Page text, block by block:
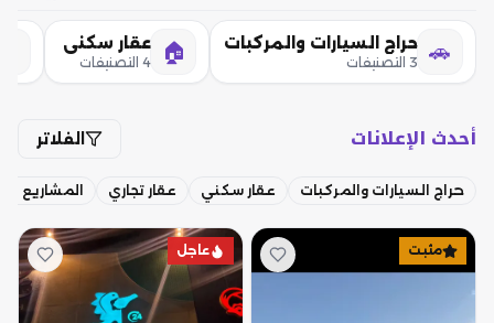
🚗 حراج السيارات والمركبات
3 التصنيفات 🏠 عقار سكني
4 التصنيفات
أحدث الإعلانات الفلاتر
حراج السيارات والمركبات عقار سكني عقار تجاري المشاريع
مثبت عاجل